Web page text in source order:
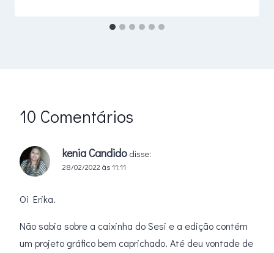
10 Comentários
kenia Candido disse:
28/02/2022 às 11:11
Oi Erika.
Não sabia sobre a caixinha do Sesi e a edição contém
um projeto gráfico bem caprichado. Até deu vontade de